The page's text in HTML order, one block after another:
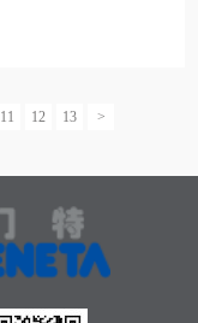
11 12 13 >